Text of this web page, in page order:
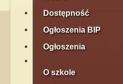
Dostępność
Ogłoszenia BIP
Ogłoszenia
O szkole